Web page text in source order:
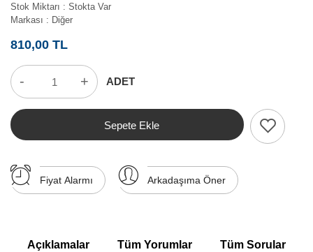
Stok Miktarı : Stokta Var
Markası : Diğer
810,00 TL
- + ADET
Sepete Ekle
Fiyat Alarmı Arkadaşıma Öner
Açıklamalar Tüm Yorumlar Tüm Sorular